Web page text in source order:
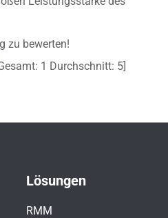
zu bewerten!
1 Durchschnitt: 5]
Lösungen
RMM